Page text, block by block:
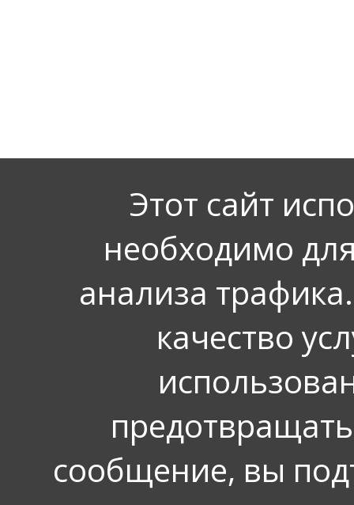
Этот сайт
необходимо
анализа
качество
сообщение, вы